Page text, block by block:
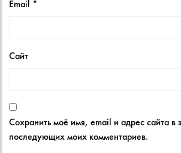
Email *
Сайт
Сохранить моё имя, email и адрес сайта в
последующих моих комментариев.